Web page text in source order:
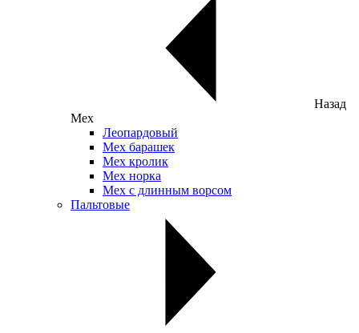
Назад
Мех
Леопардовый
Мех барашек
Мех кролик
Мех норка
Мех с длинным ворсом
Пальтовые